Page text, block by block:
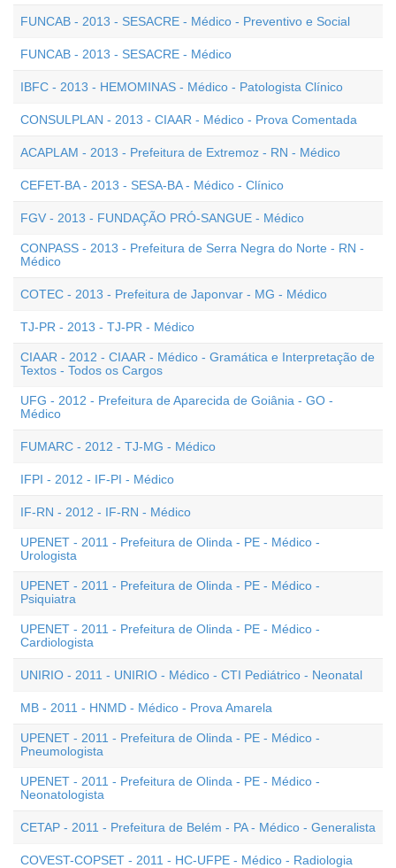
FUNCAB - 2013 - SESACRE - Médico - Preventivo e Social
FUNCAB - 2013 - SESACRE - Médico
IBFC - 2013 - HEMOMINAS - Médico - Patologista Clínico
CONSULPLAN - 2013 - CIAAR - Médico - Prova Comentada
ACAPLAM - 2013 - Prefeitura de Extremoz - RN - Médico
CEFET-BA - 2013 - SESA-BA - Médico - Clínico
FGV - 2013 - FUNDAÇÃO PRÓ-SANGUE - Médico
CONPASS - 2013 - Prefeitura de Serra Negra do Norte - RN -
Médico
COTEC - 2013 - Prefeitura de Japonvar - MG - Médico
TJ-PR - 2013 - TJ-PR - Médico
CIAAR - 2012 - CIAAR - Médico - Gramática e Interpretação de
Textos - Todos os Cargos
UFG - 2012 - Prefeitura de Aparecida de Goiânia - GO -
Médico
FUMARC - 2012 - TJ-MG - Médico
IFPI - 2012 - IF-PI - Médico
IF-RN - 2012 - IF-RN - Médico
UPENET - 2011 - Prefeitura de Olinda - PE - Médico -
Urologista
UPENET - 2011 - Prefeitura de Olinda - PE - Médico -
Psiquiatra
UPENET - 2011 - Prefeitura de Olinda - PE - Médico -
Cardiologista
UNIRIO - 2011 - UNIRIO - Médico - CTI Pediátrico - Neonatal
MB - 2011 - HNMD - Médico - Prova Amarela
UPENET - 2011 - Prefeitura de Olinda - PE - Médico -
Pneumologista
UPENET - 2011 - Prefeitura de Olinda - PE - Médico -
Neonatologista
CETAP - 2011 - Prefeitura de Belém - PA - Médico - Generalista
COVEST-COPSET - 2011 - HC-UFPE - Médico - Radiologia